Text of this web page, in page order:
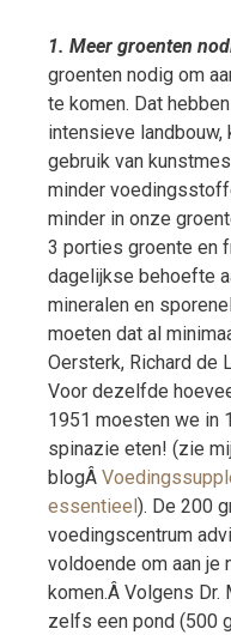
1. Meer groenten
groenten nodig om
te komen. Dat
intensieve landbouw,
gebruik van
minder
minder in onze
3 porties groente en
dagelijkse behoefte
mineralen en
moeten dat al
Oersterk, Richard de
Voor dezelfde
1951 moesten we in
spinazie eten! (zie
blogÂ
essentieel ). De 200
voedingscentrum
voldoende om aan je
komen.Â Volgens
zelfs een pond (500